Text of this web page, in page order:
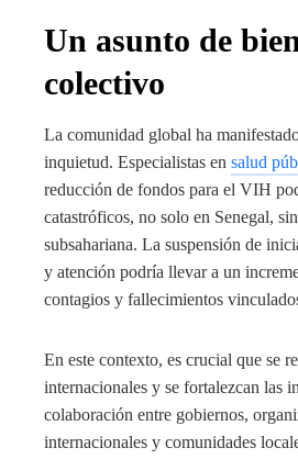
Un asunto de
colectivo
La comunidad global ha
inquietud. Especialistas en salud
reducción de fondos para el VIH
catastróficos, no solo en Senegal,
subsahariana. La suspensión de
y atención podría llevar a un
contagios y fallecimientos
En este contexto, es crucial que se
internacionales y se fortalezcan las
colaboración entre gobiernos,
internacionales y comunidades